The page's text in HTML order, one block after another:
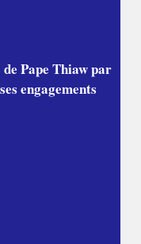
Pape Thiaw par
engagements